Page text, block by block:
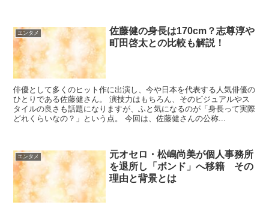
エンタメ
佐藤健の身長は170cm？志尊淳や
町田啓太との比較も解説！
俳優として多くのヒット作に出演し、今や日本を代表する人気俳優の
ひとりである佐藤健さん。 演技力はもちろん、そのビジュアルやス
タイルの良さも話題になりますが、ふと気になるのが「身長って実際
どれくらいなの？」という点。 今回は、佐藤健さんの公称...
エンタメ
元オセロ・松嶋尚美が個人事務所
を退所し「ボンド」へ移籍 その
理由と背景とは